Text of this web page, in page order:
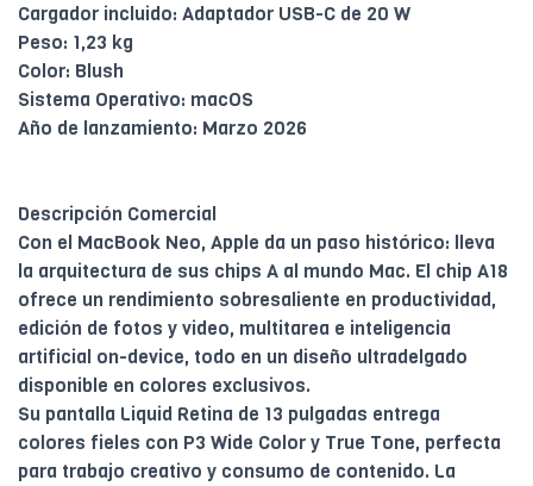
Cargador incluido: Adaptador USB-C de 20 W
Peso: 1,23 kg
Color: Blush
Sistema Operativo: macOS
Año de lanzamiento: Marzo 2026
Descripción Comercial
Con el MacBook Neo, Apple da un paso histórico: lleva
la arquitectura de sus chips A al mundo Mac. El chip A18
ofrece un rendimiento sobresaliente en productividad,
edición de fotos y video, multitarea e inteligencia
artificial on-device, todo en un diseño ultradelgado
disponible en colores exclusivos.
Su pantalla Liquid Retina de 13 pulgadas entrega
colores fieles con P3 Wide Color y True Tone, perfecta
para trabajo creativo y consumo de contenido. La